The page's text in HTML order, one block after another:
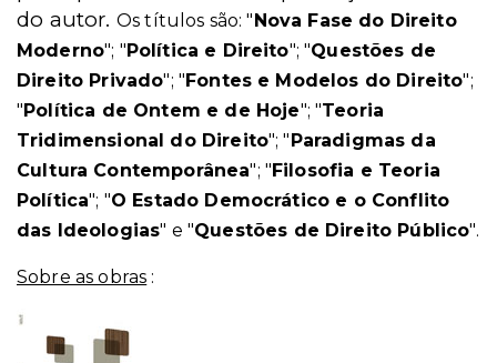
do autor. Os títulos são: "Nova Fase do Direito
Moderno"; "Política e Direito"; "Questões de
Direito Privado"; "Fontes e Modelos do Direito";
"Política de Ontem e de Hoje"; "Teoria
Tridimensional do Direito"; "Paradigmas da
Cultura Contemporânea"; "Filosofia e Teoria
Política"; "O Estado Democrático e o Conflito
das Ideologias" e "Questões de Direito Público".
Sobre as obras :